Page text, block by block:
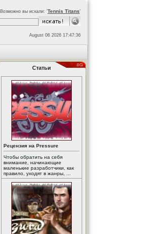
Возможно вы искали: 'Tennis Titans'
August 06 2026 17:47:36
Статьи
Рецензия на Pressure
Чтобы обратить на себя
внимание, начинающие
маленькие разработчики, как
правило, уходят в жанры, ...